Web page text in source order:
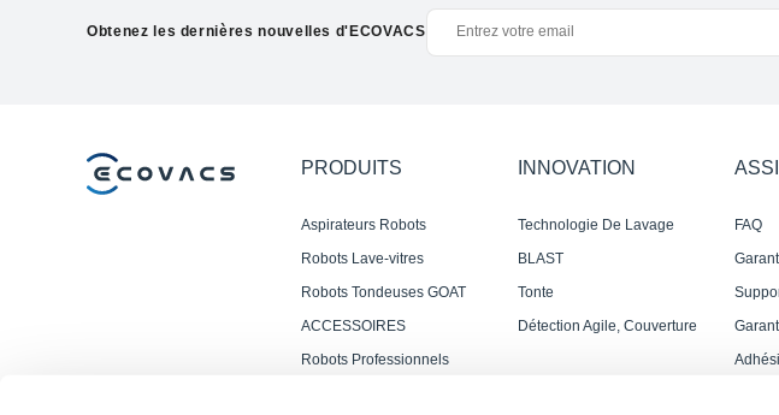
Obtenez les dernières nouvelles d'ECOVACS
PRODUITS
Aspirateurs Robots
Laveurs DEEBOT
Robots Lave-vitres
WINBOT
Robots Tondeuses GOAT
ACCESSOIRES
Robots Professionnels
INNOVATION
Technologie De Lavage
Ozmo Roller
BLAST
Tonte
Puissante,Impeccable Et
Détection Agile, Couverture
FAQ
Prix